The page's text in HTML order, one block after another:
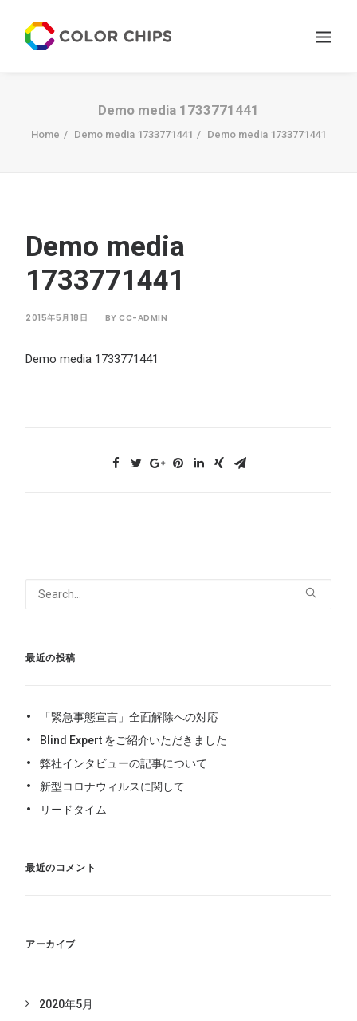
サービス
ニュース
Demo media 1733771441
Home Demo media 1733771441 Demo media 1733771441
Demo media
1733771441
2015年5月18日 | BY CC-ADMIN
Demo media 1733771441
最近の投稿
「緊急事態宣言」全面解除への対応
Blind Expert をご紹介いただきました
弊社インタビューの記事について
新型コロナウィルスに関して
リードタイム
最近のコメント
アーカイブ
2020年5月